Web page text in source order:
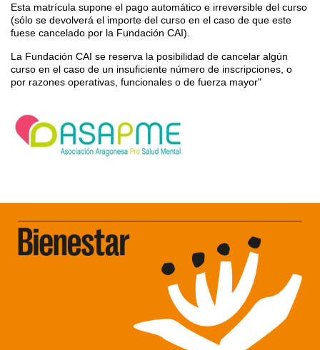
Esta matrícula supone el pago automático e irreversible del curso
(sólo se devolverá el importe del curso en el caso de que este
fuese cancelado por la Fundación CAI).
La Fundación CAI se reserva la posibilidad de cancelar algún
curso en el caso de un insuficiente número de inscripciones, o
por razones operativas, funcionales o de fuerza mayor"